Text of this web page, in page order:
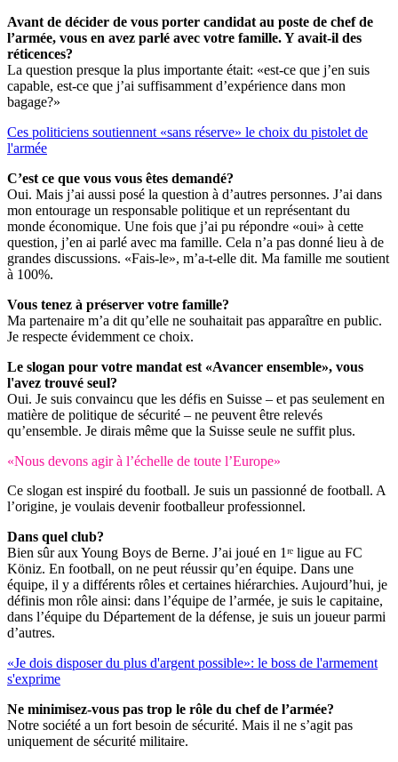
Avant de décider de vous porter candidat au poste de chef de
l’armée, vous en avez parlé avec votre famille. Y avait-il des
réticences?
La question presque la plus importante était: «est-ce que j’en suis
capable, est-ce que j’ai suffisamment d’expérience dans mon
bagage?»
Ces politiciens soutiennent «sans réserve» le choix du pistolet de
l'armée
C’est ce que vous vous êtes demandé?
Oui. Mais j’ai aussi posé la question à d’autres personnes. J’ai dans
mon entourage un responsable politique et un représentant du
monde économique. Une fois que j’ai pu répondre «oui» à cette
question, j’en ai parlé avec ma famille. Cela n’a pas donné lieu à de
grandes discussions. «Fais-le», m’a-t-elle dit. Ma famille me soutient
à 100%.
Vous tenez à préserver votre famille?
Ma partenaire m’a dit qu’elle ne souhaitait pas apparaître en public.
Je respecte évidemment ce choix.
Le slogan pour votre mandat est «Avancer ensemble», vous
l'avez trouvé seul?
Oui. Je suis convaincu que les défis en Suisse – et pas seulement en
matière de politique de sécurité – ne peuvent être relevés
qu’ensemble. Je dirais même que la Suisse seule ne suffit plus.
«Nous devons agir à l’échelle de toute l’Europe»
Ce slogan est inspiré du football. Je suis un passionné de football. A
l’origine, je voulais devenir footballeur professionnel.
Dans quel club?
Bien sûr aux Young Boys de Berne. J’ai joué en 1ʳᵉ ligue au FC
Köniz. En football, on ne peut réussir qu’en équipe. Dans une
équipe, il y a différents rôles et certaines hiérarchies. Aujourd’hui, je
définis mon rôle ainsi: dans l’équipe de l’armée, je suis le capitaine,
dans l’équipe du Département de la défense, je suis un joueur parmi
d’autres.
«Je dois disposer du plus d'argent possible»: le boss de l'armement
s'exprime
Ne minimisez-vous pas trop le rôle du chef de l’armée?
Notre société a un fort besoin de sécurité. Mais il ne s’agit pas
uniquement de sécurité militaire.